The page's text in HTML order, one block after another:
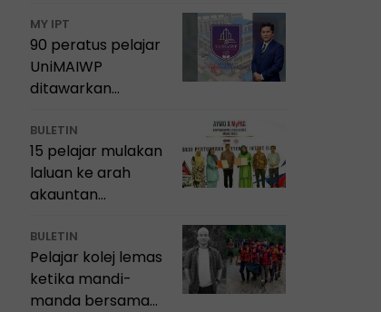
Tamu Institusi
Diraja Arab Saudi
MY IPT
90 peratus pelajar
UniMAIWP
ditawarkan
Pelajaran sehingga
RM10,000 setahun
BULETIN
15 pelajar mulakan
laluan ke arah
akauntan
BULETIN
Pelajar kolej lemas
ketika mandi-
manda bersama